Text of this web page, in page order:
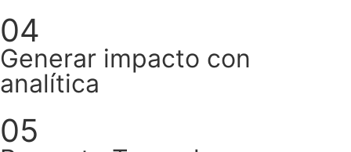
04
Generar impacto con
analítica
05